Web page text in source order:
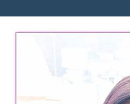
菲
亞
FANG